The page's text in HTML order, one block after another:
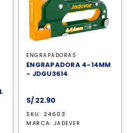
ENGRAPADORAS
ENGRAPADORA 4-14MM
- JDGU3614
S/ 22.90
SKU: 24603
MARCA: JADEVER